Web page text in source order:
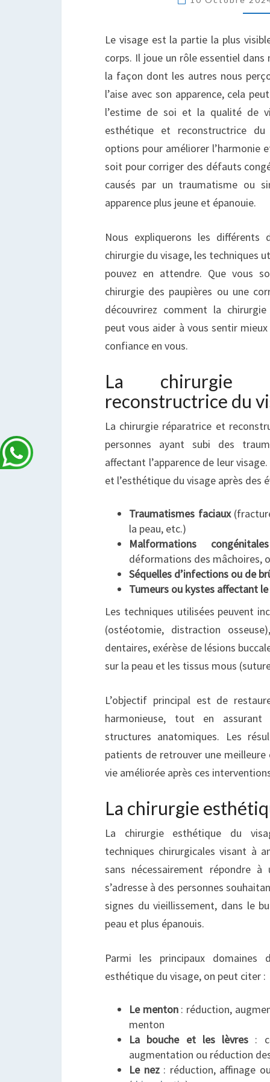
Le visage est la partie la plus
corps. Il joue un rôle essentiel
la façon dont les autres nous
l’aise avec son apparence, cela
l’estime de soi et la qualité de
esthétique et reconstructrice
options pour améliorer l’harmonie
soit pour corriger des défauts
causés par un traumatisme ou
apparence plus jeune et épanouie.
Nous expliquerons les différents
chirurgie du visage, les techniques
pouvez en attendre. Que vous
chirurgie des paupières ou une
découvrirez comment la
peut vous aider à vous sentir
confiance en vous.
La chirurgie
reconstructrice du
La chirurgie réparatrice et
personnes ayant subi des
affectant l’apparence de leur
et l’esthétique du visage après des
Traumatismes faciaux
la peau, etc.)
Malformations congénitales
déformations des mâchoires,
Séquelles d’infections ou de
Tumeurs ou kystes affectant
Les techniques utilisées peuvent
(ostéotomie, distraction
dentaires, exérèse de lésions
sur la peau et les tissus mous
L’objectif principal est de
harmonieuse, tout en
structures anatomiques. Les
patients de retrouver une
vie améliorée après ces
La chirurgie
La chirurgie esthétique du
techniques chirurgicales visant à
sans nécessairement répondre
s’adresse à des personnes
signes du vieillissement, dans le
peau et plus épanouis.
Parmi les principaux domaines
esthétique du visage, on peut citer :
Le menton: réduction,
menton
La bouche et les lèvres :
augmentation ou réduction
Le nez: réduction, affinage